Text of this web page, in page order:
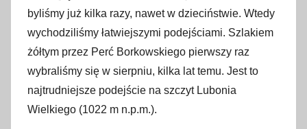
p
c
a
2
0
byliśmy już kilka razy, nawet w dzieciństwie. Wtedy
wychodziliśmy łatwiejszymi podejściami. Szlakiem
żółtym przez Perć Borkowskiego pierwszy raz
wybraliśmy się w sierpniu, kilka lat temu. Jest to
najtrudniejsze podejście na szczyt Lubonia
Wielkiego (1022 m n.p.m.).